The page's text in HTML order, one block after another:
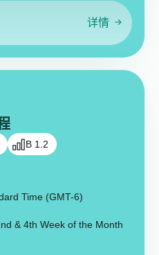
详情
B 1.2
Time (GMT-6)
& 4th Week of the Month